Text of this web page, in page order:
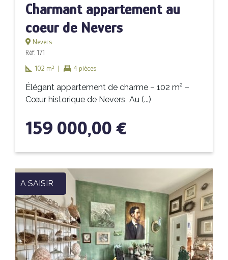
Charmant appartement au
coeur de Nevers
Nevers
Réf. 171
102 m² | 4 pièces
Élégant appartement de charme – 102 m² –
Cœur historique de Nevers Au (...)
159 000,00 €
A SAISIR